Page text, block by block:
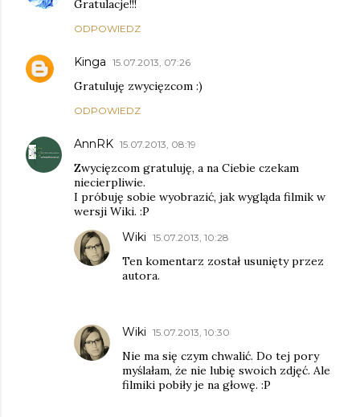
Gratulacje!!!
ODPOWIEDZ
Kinga 15.07.2013, 07:26
Gratuluję zwycięzcom :)
ODPOWIEDZ
AnnRK 15.07.2013, 08:19
Zwycięzcom gratuluję, a na Ciebie czekam
niecierpliwie.
I próbuję sobie wyobrazić, jak wygląda filmik w
wersji Wiki. :P
Wiki 15.07.2013, 10:28
Ten komentarz został usunięty przez
autora.
Wiki 15.07.2013, 10:30
Nie ma się czym chwalić. Do tej pory
myślałam, że nie lubię swoich zdjęć. Ale
filmiki pobiły je na głowę. :P